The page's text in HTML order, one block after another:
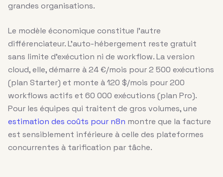
grandes organisations.
Le modèle économique constitue l’autre
différenciateur. L’auto-hébergement reste gratuit
sans limite d’exécution ni de workflow. La version
cloud, elle, démarre à 24 €/mois pour 2 500 exécutions
(plan Starter) et monte à 120 $/mois pour 200
workflows actifs et 60 000 exécutions (plan Pro).
Pour les équipes qui traitent de gros volumes, une
estimation des coûts pour n8n montre que la facture
est sensiblement inférieure à celle des plateformes
concurrentes à tarification par tâche.